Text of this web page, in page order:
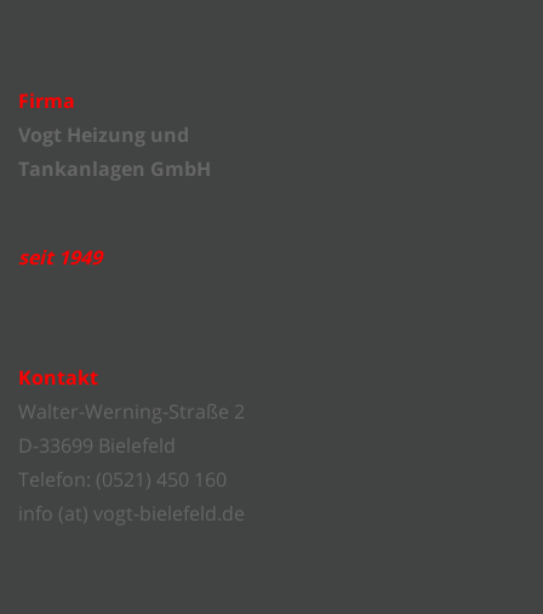
Firma
Vogt Heizung und
Tankanlagen GmbH
seit 1949
Kontakt
Walter-Werning-Straße 2
D-33699 Bielefeld
Telefon: (0521) 450 160
info (at) vogt-bielefeld.de